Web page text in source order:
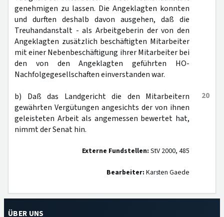
genehmigen zu lassen. Die Angeklagten konnten
und durften deshalb davon ausgehen, daß die
Treuhandanstalt - als Arbeitgeberin der von den
Angeklagten zusätzlich beschäftigten Mitarbeiter
mit einer Nebenbeschäftigung ihrer Mitarbeiter bei
den von den Angeklagten geführten HO-
Nachfolgegesellschaften einverstanden war.
20
b) Daß das Landgericht die den Mitarbeitern
gewährten Vergütungen angesichts der von ihnen
geleisteten Arbeit als angemessen bewertet hat,
nimmt der Senat hin.
Externe Fundstellen: StV 2000, 485
Bearbeiter: Karsten Gaede
ÜBER UNS